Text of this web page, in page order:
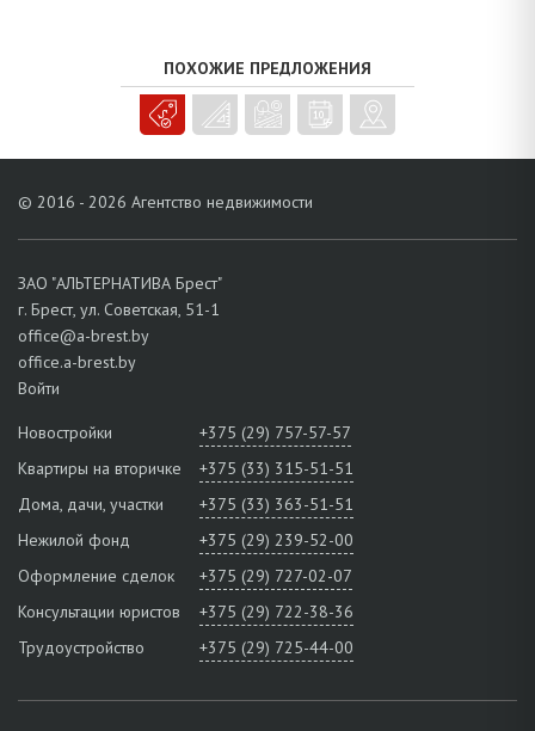
на территории находятся гараж с ямой и баня, есть подвал,
дворовые площадки вымощены тротуарной плиткой.
Предусмотрена автоматическая система открывания въездных и
гаражных ворот. Рядом асфальтированные подъездные пути. В
кооперативе с центральными коммуникациями активно ведется
полноценная социальная городская инфраструктура, Евроопт,
микрорайоны Ковалево и Пугачево, остановка маршрутного такси
Звоните! Благодарны за доверие!
ПОХОЖИЕ ПРЕДЛОЖЕНИЯ
© 2016 - 2026 Агентство недвижимости
ЗАО "АЛЬТЕРНАТИВА Брест"
г. Брест, ул. Советская, 51-1
office@a-brest.by
office.a-brest.by
Войти
Новостройки
+375 (29) 757-57-57
Квартиры на вторичке
+375 (33) 315-51-51
Дома, дачи, участки
+375 (33) 363-51-51
Нежилой фонд
+375 (29) 239-52-00
Оформление сделок
+375 (29) 727-02-07
Консультации юристов
+375 (29) 722-38-36
Трудоустройство
+375 (29) 725-44-00